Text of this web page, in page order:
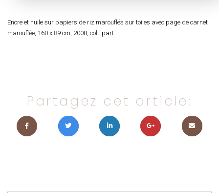
Encre et huile sur papiers de riz marouflés sur toiles avec page de carnet
marouflée, 160 x 89 cm, 2008, coll. part.
Partagez cet article: